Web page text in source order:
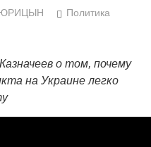
ЮРИЦЫН
Политика
о том, почему
на Украине легко